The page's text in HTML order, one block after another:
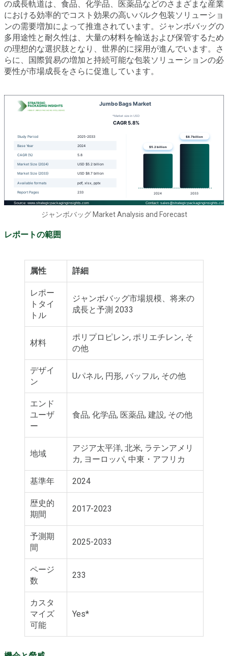
の成長軌道は、食品、化学品、医薬品などのさまざまな産業
における効率的でコスト効果の高いバルク包装ソリューショ
ンの需要増加によって推進されています。ジャンボバッグの
多用途性と耐久性は、大量の材料を輸送および保管するため
の理想的な選択肢となり、世界的に採用が進んでいます。さ
らに、国際貿易の増加と持続可能な包装ソリューションの必
要性が市場成長をさらに促進しています。
ジャンボバッグ Market Analysis and Forecast
レポートの範囲
属性 詳細
レポー
トタイ
トル
ジャンボバッグ市場規模、将来の
成長と予測 2033
材料
ポリプロピレン, ポリエチレン, そ
の他
デザイ
ン
Uパネル, 円形, バッフル, その他
エンド
ユーザ
ー
食品, 化学品, 医薬品, 建設, その他
地域
アジア太平洋, 北米, ラテンアメリ
カ, ヨーロッパ, 中東・アフリカ
基準年 2024
歴史的
期間
2017-2023
予測期
間
2025-2033
ページ
数
233
カスタ
マイズ
可能
Yes*